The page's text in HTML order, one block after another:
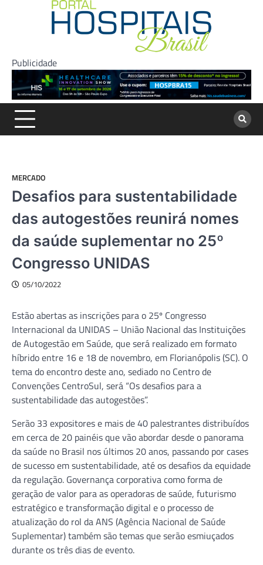
Publicidade
MERCADO
Desafios para sustentabilidade
das autogestões reunirá nomes
da saúde suplementar no 25º
Congresso UNIDAS
05/10/2022
Estão abertas as inscrições para o 25º Congresso
Internacional da UNIDAS – União Nacional das Instituições
de Autogestão em Saúde, que será realizado em formato
híbrido entre 16 e 18 de novembro, em Florianópolis (SC). O
tema do encontro deste ano, sediado no Centro de
Convenções CentroSul, será “Os desafios para a
sustentabilidade das autogestões”.
Serão 33 expositores e mais de 40 palestrantes distribuídos
em cerca de 20 painéis que vão abordar desde o panorama
da saúde no Brasil nos últimos 20 anos, passando por cases
de sucesso em sustentabilidade, até os desafios da equidade
da regulação. Governança corporativa como forma de
geração de valor para as operadoras de saúde, futurismo
estratégico e transformação digital e o processo de
atualização do rol da ANS (Agência Nacional de Saúde
Suplementar) também são temas que serão esmiuçados
durante os três dias de evento.